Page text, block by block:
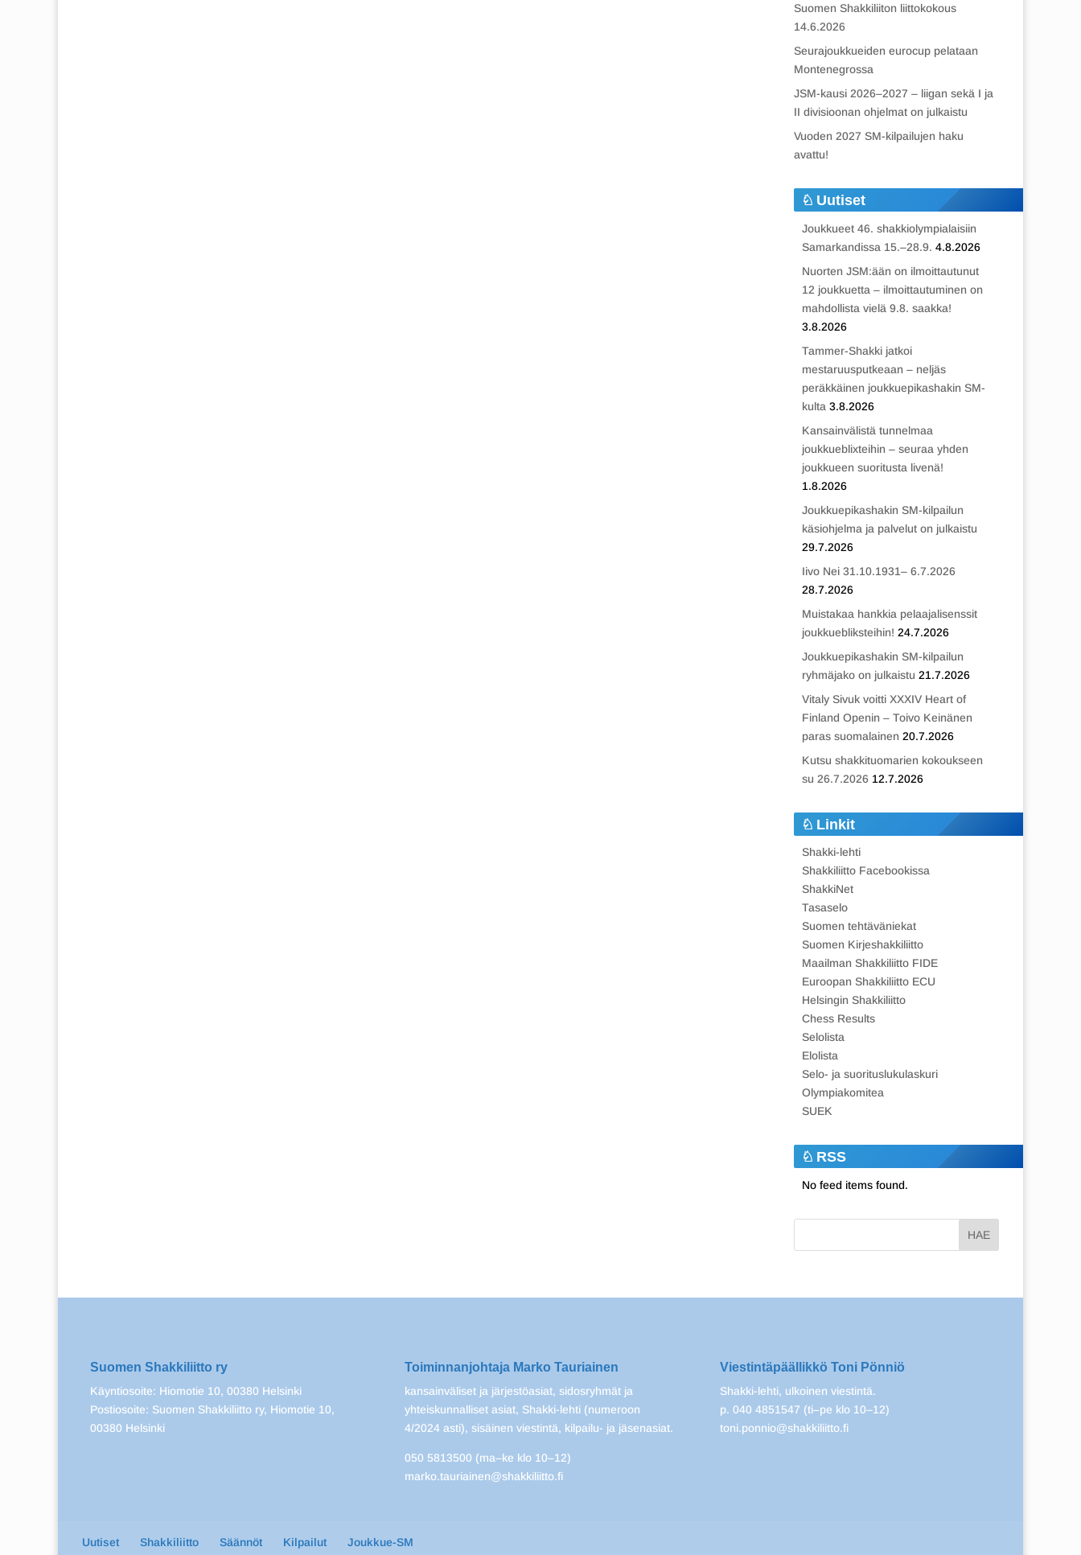
Suomen Shakkiliiton liittokokous
14.6.2026
Seurajoukkueiden eurocup pelataan
Montenegrossa
JSM-kausi 2026–2027 – liigan sekä I ja
II divisioonan ohjelmat on julkaistu
Vuoden 2027 SM-kilpailujen haku
avattu!
Uutiset
Joukkueet 46. shakkiolympialaisiin
Samarkandissa 15.–28.9. 4.8.2026
Nuorten JSM:ään on ilmoittautunut
12 joukkuetta – ilmoittautuminen on
mahdollista vielä 9.8. saakka!
3.8.2026
Tammer-Shakki jatkoi
mestaruusputkeaan – neljäs
peräkkäinen joukkuepikashakin SM-
kulta 3.8.2026
Kansainvälistä tunnelmaa
joukkueblixteihin – seuraa yhden
joukkueen suoritusta livenä!
1.8.2026
Joukkuepikashakin SM-kilpailun
käsiohjelma ja palvelut on julkaistu
29.7.2026
Iivo Nei 31.10.1931– 6.7.2026
28.7.2026
Muistakaa hankkia pelaajalisenssit
joukkuebliksteihin! 24.7.2026
Joukkuepikashakin SM-kilpailun
ryhmäjako on julkaistu 21.7.2026
Vitaly Sivuk voitti XXXIV Heart of
Finland Openin – Toivo Keinänen
paras suomalainen 20.7.2026
Kutsu shakkituomarien kokoukseen
su 26.7.2026 12.7.2026
Linkit
Shakki-lehti
Shakkiliitto Facebookissa
ShakkiNet
Tasaselo
Suomen tehtäväniekat
Suomen Kirjeshakkiliitto
Maailman Shakkiliitto FIDE
Euroopan Shakkiliitto ECU
Helsingin Shakkiliitto
Chess Results
Selolista
Elolista
Selo- ja suorituslukulaskuri
Olympiakomitea
SUEK
RSS
No feed items found.
Suomen Shakkiliitto ry
Käyntiosoite: Hiomotie 10, 00380 Helsinki
Postiosoite: Suomen Shakkiliitto ry, Hiomotie 10,
00380 Helsinki
Toiminnanjohtaja Marko Tauriainen
kansainväliset ja järjestöasiat, sidosryhmät ja
yhteiskunnalliset asiat, Shakki-lehti (numeroon
4/2024 asti), sisäinen viestintä, kilpailu- ja jäsenasiat.
050 5813500 (ma–ke klo 10–12)
marko.tauriainen@shakkiliitto.fi
Viestintäpäällikkö Toni Pönniö
Shakki-lehti, ulkoinen viestintä.
p. 040 4851547 (ti–pe klo 10–12)
toni.ponnio@shakkiliitto.fi
Uutiset Shakkiliitto Säännöt Kilpailut Joukkue-SM